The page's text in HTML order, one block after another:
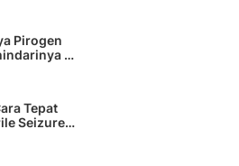
Pirogen
di
Tepat
Seizure